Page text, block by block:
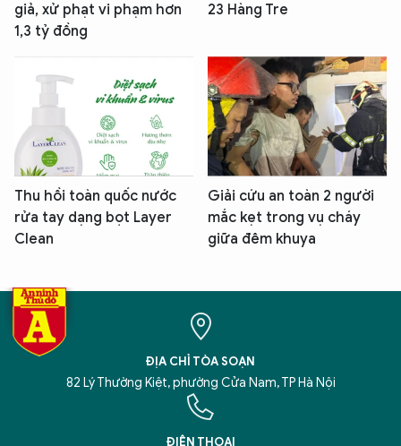
giả, xử phạt vi phạm hơn
1,3 tỷ đồng
23 Hàng Tre
Thu hồi toàn quốc nước
rửa tay dạng bọt Layer
Clean
Giải cứu an toàn 2 người
mắc kẹt trong vụ cháy
giữa đêm khuya
ĐỊA CHỈ TÒA SOẠN
82 Lý Thường Kiệt, phường Cửa Nam, TP Hà Nội
ĐIỆN THOẠI